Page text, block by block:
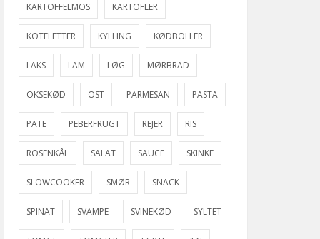
KARTOFFELMOS KARTOFLER
KOTELETTER KYLLING KØDBOLLER
LAKS LAM LØG MØRBRAD
OKSEKØD OST PARMESAN PASTA
PATE PEBERFRUGT REJER RIS
ROSENKÅL SALAT SAUCE SKINKE
SLOWCOOKER SMØR SNACK
SPINAT SVAMPE SVINEKØD SYLTET